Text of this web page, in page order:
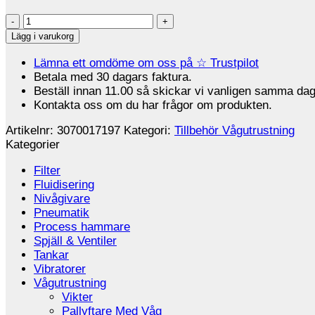
Glasfiberkuddar
100st
mängd
Lägg i varukorg
Lämna ett omdöme om oss på ☆ Trustpilot
Betala med 30 dagars faktura.
Beställ innan 11.00 så skickar vi vanligen samma
Kontakta oss om du har frågor om produkten.
Artikelnr: 3070017197 Kategori: Tillbehör Vågutrustning
Kategorier
Filter
Fluidisering
Nivågivare
Pneumatik
Process hammare
Spjäll & Ventiler
Tankar
Vibratorer
Vågutrustning
Vikter
Pallyftare Med Våg